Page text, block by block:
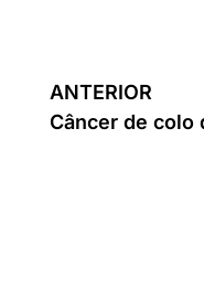
ANTERIOR